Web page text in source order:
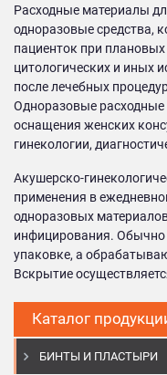
Каталог
БИНТЫ И ПЛАСТЫРИ
Расходные материалы
одноразовые средства,
пациенток при
цитологических и иных
после лечебных
Одноразовые
оснащения женских
гинекологии,
Акушерско-
применения в
одноразовых
инфицирования. Обычно
упаковке, а
Вскрытие